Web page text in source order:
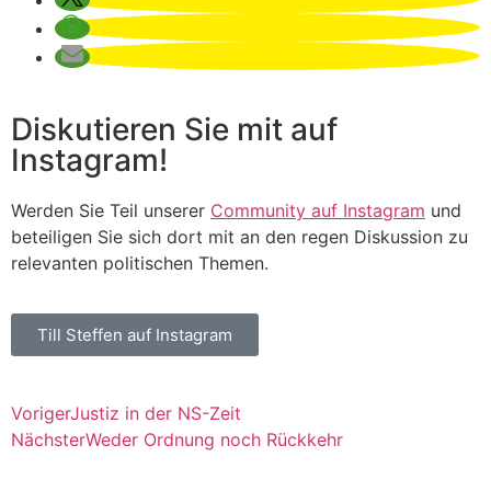
Diskutieren Sie mit auf
Instagram!
Werden Sie Teil unserer Community auf Instagram und
beteiligen Sie sich dort mit an den regen Diskussion zu
relevanten politischen Themen.
Till Steffen auf Instagram
VorigerJustiz in der NS-Zeit
NächsterWeder Ordnung noch Rückkehr